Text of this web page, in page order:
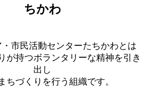
ちかわ
市民活動センターたちかわとは
が持つボランタリーな精神を引き
出し
ちづくりを行う組織です。